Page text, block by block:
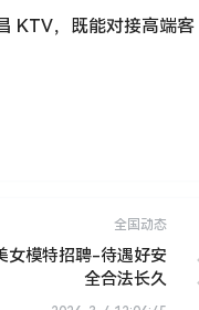
KTV，既能对接高端客
全国动态
模特招聘-待遇好安
全合法长久